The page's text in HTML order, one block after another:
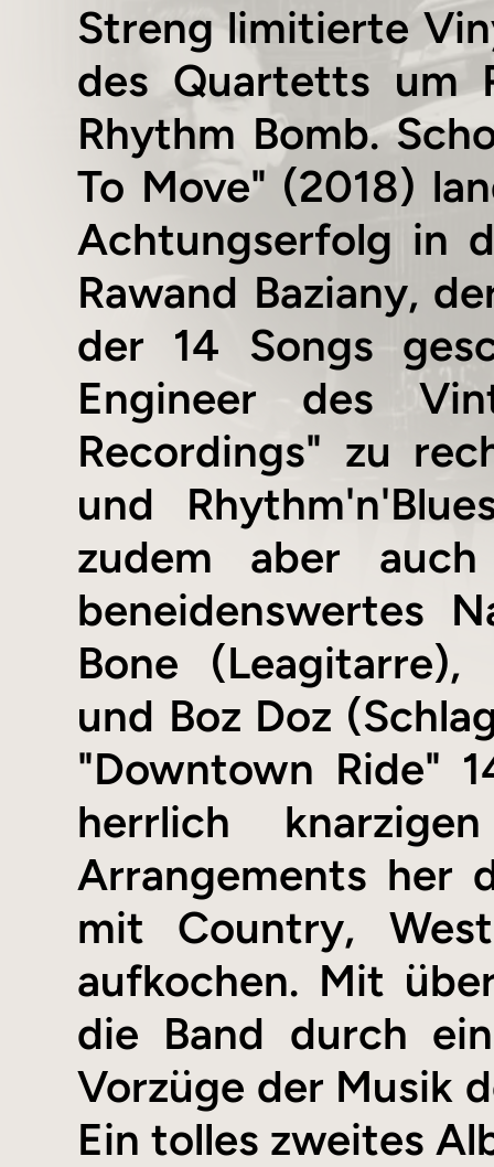
Streng limitierte
des Quartetts um
Rhythm Bomb.
To Move" (2018)
Achtungserfolg in
Rawand Baziany,
der 14 Songs
Engineer des
Recordings" zu
und
zudem aber
beneidenswertes
Bone
und Boz Doz
"Downtown Ride"
herrlich
Arrangements her
mit Country,
aufkochen. Mit
die Band durch
Vorzüge der Musik
Ein tolles zweites